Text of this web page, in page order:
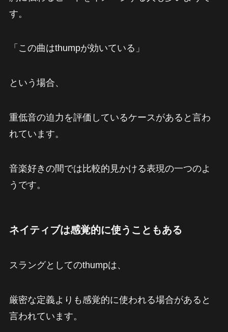
す。
「この曲はthumpが効いている」
という場合、
重低音の迫力を評価しているケースがあると言わ
れています。
音楽好きの間では比較的見かける表現の一つのよ
うです。
ネイティブは感覚的に使うこともある
スラングとしてのthumpは、
厳密な定義よりも感覚的に使われる場合があると
言われています。